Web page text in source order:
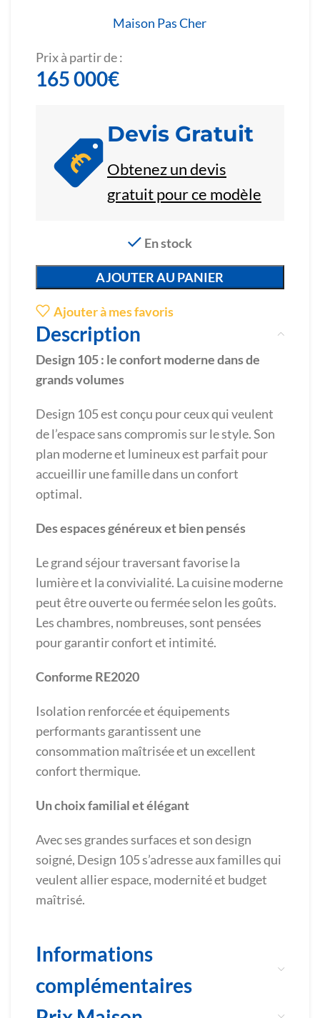
Maison Pas Cher
Prix à partir de :
165 000€
Devis Gratuit
Obtenez un devis
gratuit pour ce modèle
En stock
AJOUTER AU PANIER
Ajouter à mes favoris
Description
Design 105 : le confort moderne dans de
grands volumes
Design 105 est conçu pour ceux qui veulent
de l’espace sans compromis sur le style. Son
plan moderne et lumineux est parfait pour
accueillir une famille dans un confort
optimal.
Des espaces généreux et bien pensés
Le grand séjour traversant favorise la
lumière et la convivialité. La cuisine moderne
peut être ouverte ou fermée selon les goûts.
Les chambres, nombreuses, sont pensées
pour garantir confort et intimité.
Conforme RE2020
Isolation renforcée et équipements
performants garantissent une
consommation maîtrisée et un excellent
confort thermique.
Un choix familial et élégant
Avec ses grandes surfaces et son design
soigné, Design 105 s’adresse aux familles qui
veulent allier espace, modernité et budget
maîtrisé.
Informations
complémentaires